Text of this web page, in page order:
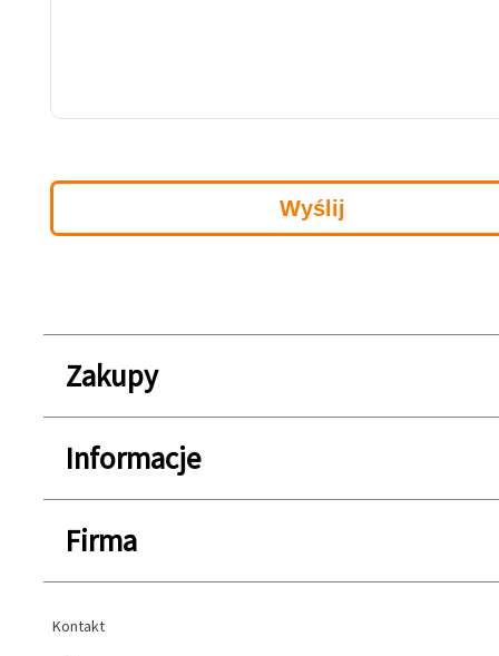
Zakupy
Informacje
Firma
Kontakt
Kontakt